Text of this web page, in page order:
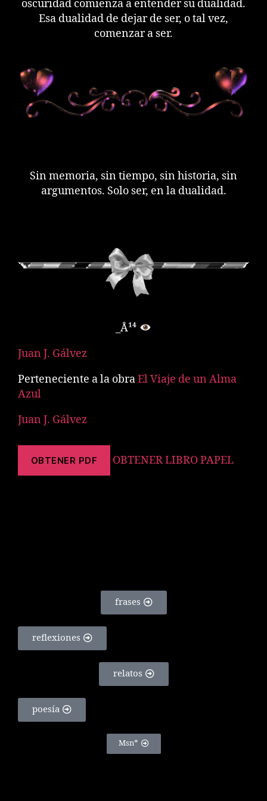
oscuridad comienza a entender su dualidad.
Esa dualidad de dejar de ser, o tal vez,
comenzar a ser.
Sin memoria, sin tiempo, sin historia, sin
argumentos. Solo ser, en la dualidad.
_Å¹⁴
Juan J. Gálvez
Perteneciente a la obraEl Viaje de un Alma
Azul
Juan J. Gálvez
OBTENER PDF OBTENER LIBRO PAPEL
frases
reflexiones
relatos
poesía
Msn*